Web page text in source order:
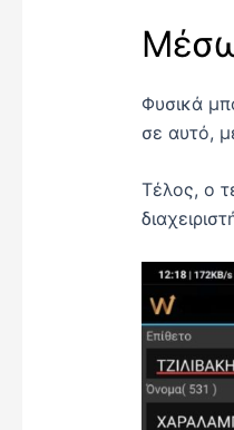
Φυσικά
σε αυτό,
Τέλος, ο